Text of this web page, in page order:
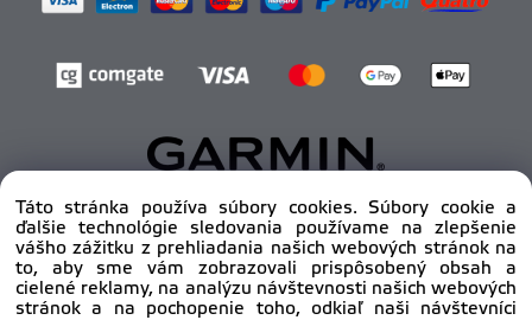
Copyright © 2012 - 2025pro-body.sk, All rights
reserved | DAHA s.r.o.
Táto stránka používa súbory cookies. Súbory cookie a
ďalšie technológie sledovania používame na zlepšenie
vášho zážitku z prehliadania našich webových stránok na
to, aby sme vám zobrazovali prispôsobený obsah a
cielené reklamy, na analýzu návštevnosti našich webových
stránok a na pochopenie toho, odkiaľ naši návštevníci